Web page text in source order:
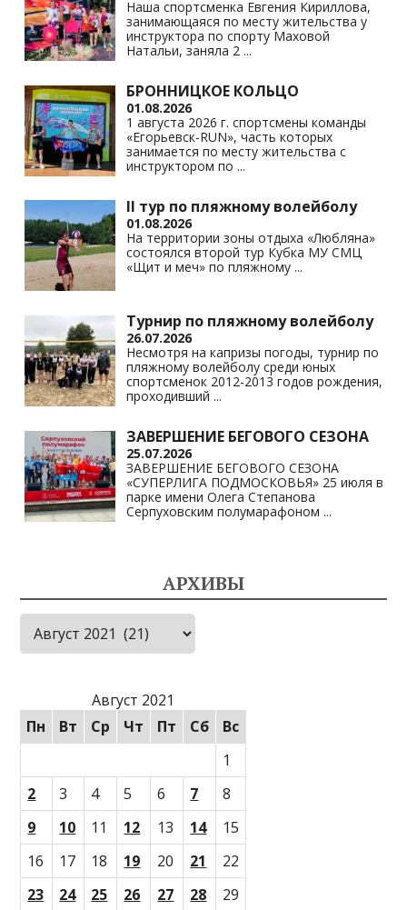
Наша спортсменка Евгения Кириллова,
занимающаяся по месту жительства у
инструктора по спорту Маховой
Натальи, заняла 2 ...
БРОННИЦКОЕ КОЛЬЦО
01.08.2026
1 августа 2026 г. спортсмены команды
«Егорьевск-RUN», часть которых
занимается по месту жительства с
инструктором по ...
II тур по пляжному волейболу
01.08.2026
На территории зоны отдыха «Любляна»
состоялся второй тур Кубка МУ СМЦ
«Щит и меч» по пляжному ...
Турнир по пляжному волейболу
26.07.2026
Несмотря на капризы погоды, турнир по
пляжному волейболу среди юных
спортсменок 2012-2013 годов рождения,
проходивший ...
ЗАВЕРШЕНИЕ БЕГОВОГО СЕЗОНА
25.07.2026
ЗАВЕРШЕНИЕ БЕГОВОГО СЕЗОНА
«СУПЕРЛИГА ПОДМОСКОВЬЯ» 25 июля в
парке имени Олега Степанова
Серпуховским полумарафоном ...
АРХИВЫ
Архивы
Август 2021
Пн
Вт Ср Чт Пт Сб
Вс
1
2
3 4 5 6 7
8
9
10 11 12 13 14
15
16
17 18 19 20 21
22
23
24 25 26 27 28 29